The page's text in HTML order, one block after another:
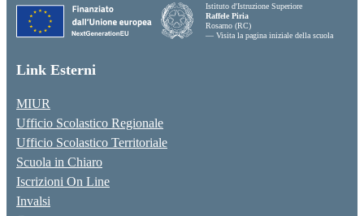
Istituto d'Istruzione Superiore
Raffele Piria
Rosarno (RC)
— Visita la pagina iniziale della scuola
Link Esterni
MIUR
Ufficio Scolastico Regionale
Ufficio Scolastico Territoriale
Scuola in Chiaro
Iscrizioni On Line
Invalsi